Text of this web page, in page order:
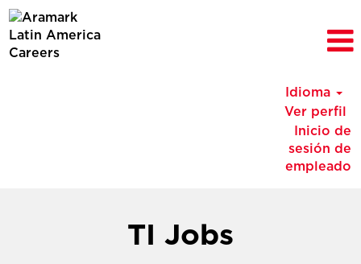
Idioma
Ver perfil
Inicio de
sesión de
empleado
TI Jobs